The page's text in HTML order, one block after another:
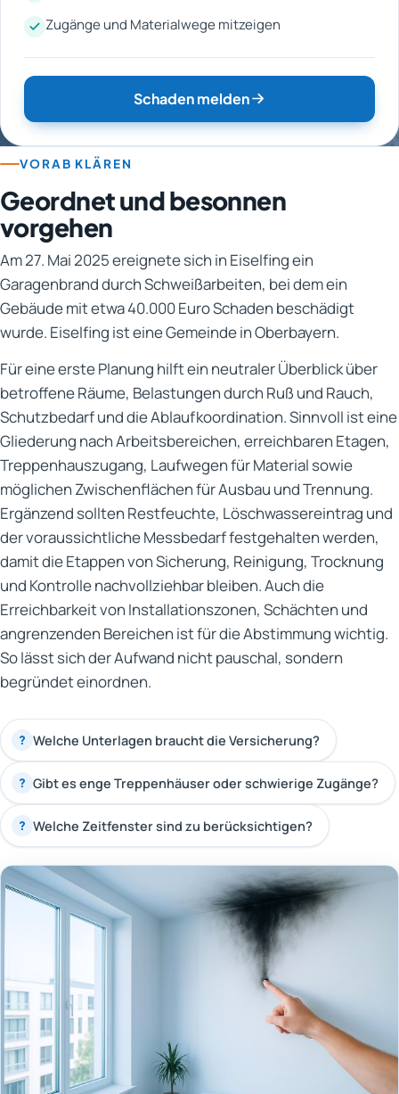
Zugänge und Materialwege mitzeigen
Schaden melden
VORAB KLÄREN
Geordnet und besonnen
vorgehen
Am 27. Mai 2025 ereignete sich in Eiselfing ein
Garagenbrand durch Schweißarbeiten, bei dem ein
Gebäude mit etwa 40.000 Euro Schaden beschädigt
wurde. Eiselfing ist eine Gemeinde in Oberbayern.
Für eine erste Planung hilft ein neutraler Überblick über
betroffene Räume, Belastungen durch Ruß und Rauch,
Schutzbedarf und die Ablaufkoordination. Sinnvoll ist eine
Gliederung nach Arbeitsbereichen, erreichbaren Etagen,
Treppenhauszugang, Laufwegen für Material sowie
möglichen Zwischenflächen für Ausbau und Trennung.
Ergänzend sollten Restfeuchte, Löschwassereintrag und
der voraussichtliche Messbedarf festgehalten werden,
damit die Etappen von Sicherung, Reinigung, Trocknung
und Kontrolle nachvollziehbar bleiben. Auch die
Erreichbarkeit von Installationszonen, Schächten und
angrenzenden Bereichen ist für die Abstimmung wichtig.
So lässt sich der Aufwand nicht pauschal, sondern
begründet einordnen.
? Welche Unterlagen braucht die Versicherung?
? Gibt es enge Treppenhäuser oder schwierige Zugänge?
? Welche Zeitfenster sind zu berücksichtigen?